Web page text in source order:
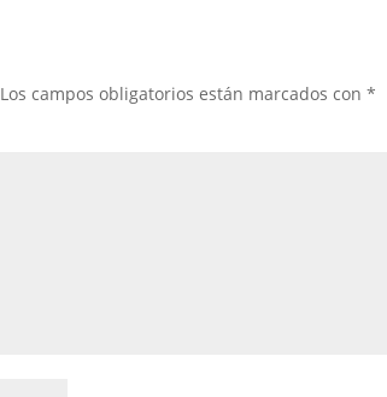
Los campos obligatorios están marcados con*